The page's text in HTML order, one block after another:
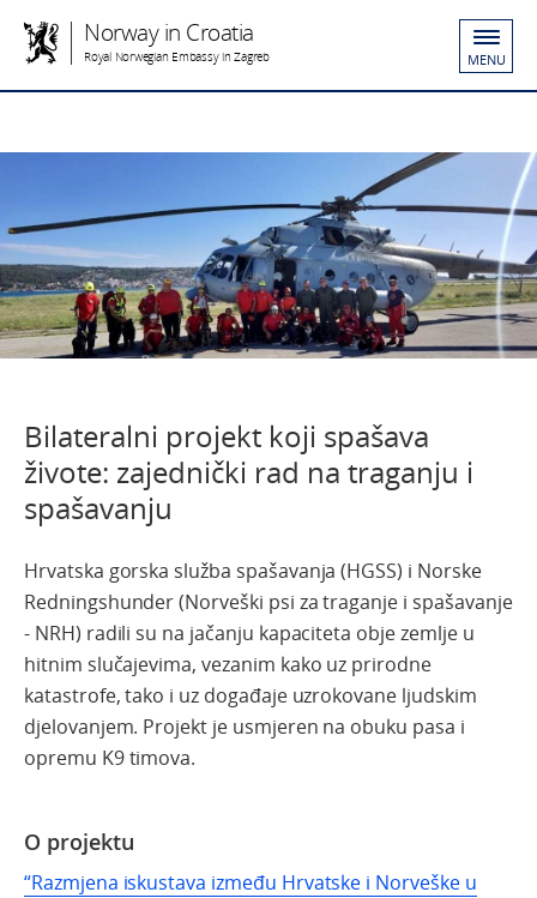
Norway in Croatia
Royal Norwegian Embassy in Zagreb MENU
Bilateralni projekt koji spašava
živote: zajednički rad na traganju i
spašavanju
Hrvatska gorska služba spašavanja (HGSS) i Norske
Redningshunder (Norveški psi za traganje i spašavanje
- NRH) radili su na jačanju kapaciteta obje zemlje u
hitnim slučajevima, vezanim kako uz prirodne
katastrofe, tako i uz događaje uzrokovane ljudskim
djelovanjem. Projekt je usmjeren na obuku pasa i
opremu K9 timova.
O projektu
“Razmjena iskustava između Hrvatske i Norveške u